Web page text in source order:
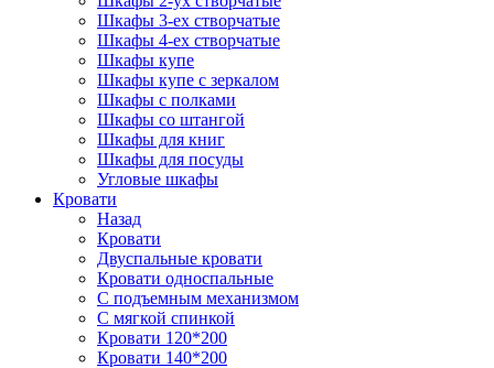
Шкафы 3-ех створчатые
Шкафы 4-ех створчатые
Шкафы купе
Шкафы купе с зеркалом
Шкафы с полками
Шкафы со штангой
Шкафы для книг
Шкафы для посуды
Угловые шкафы
Кровати
Назад
Кровати
Двуспальные кровати
Кровати односпальные
С подъемным механизмом
С мягкой спинкой
Кровати 120*200
Кровати 140*200